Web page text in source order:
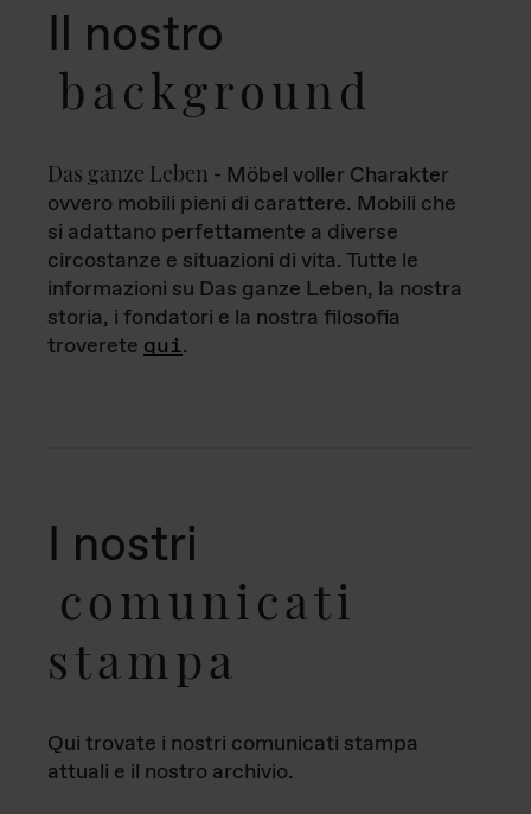
Il nostro
background
Das ganze Leben - Möbel voller Charakter
ovvero mobili pieni di carattere. Mobili che
si adattano perfettamente a diverse
circostanze e situazioni di vita. Tutte le
informazioni su Das ganze Leben, la nostra
storia, i fondatori e la nostra filosofia
troverete qui.
I nostri
comunicati
stampa
Qui trovate i nostri comunicati stampa
attuali e il nostro archivio.